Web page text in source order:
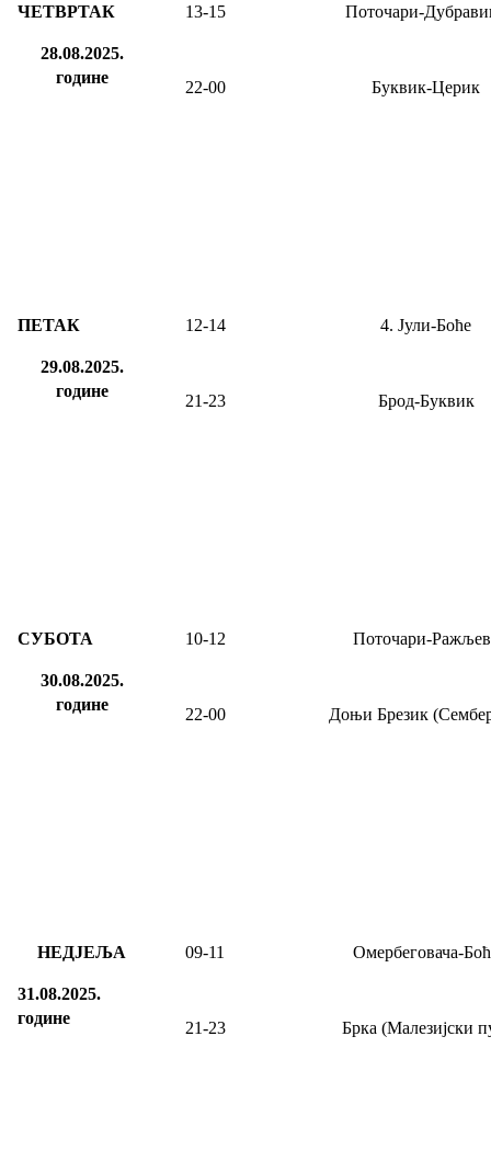
ЧЕТВРТАК
28.08.2025.
године
13-15 Поточари-
22-00 Буквик-Церик
ПЕТАК
29.08.2025.
године
12-14 4. Јули-Боће
21-23 Брод-Буквик
СУБОТА
30.08.2025.
године
10-12 Поточари-
22-00 Доњи Брезик
НЕДЈЕЉА
31.08.2025.
године
09-11 Омербеговача-
21-23 Брка (Малезијски